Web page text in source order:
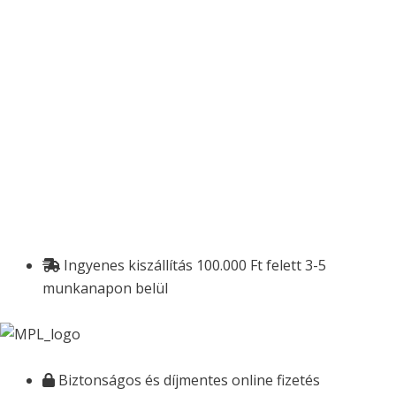
Ingyenes kiszállítás 100.000 Ft felett 3-5
munkanapon belül
Biztonságos és díjmentes online fizetés